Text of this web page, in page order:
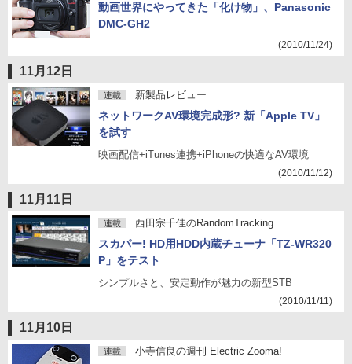
2001年
動画世界にやってきた「化け物」、Panasonic
DMC-GH2
(2010/11/24)
11月12日
連載 新製品レビュー
ネットワークAV環境完成形? 新「Apple TV」
を試す
映画配信+iTunes連携+iPhoneの快適なAV環境
(2010/11/12)
11月11日
連載 西田宗千佳のRandomTracking
スカパー! HD用HDD内蔵チューナ「TZ-WR320
P」をテスト
シンプルさと、安定動作が魅力の新型STB
(2010/11/11)
11月10日
連載 小寺信良の週刊 Electric Zooma!